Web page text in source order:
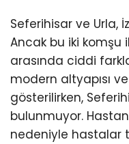
Seferihisar ve Urla,
Ancak bu iki
arasında ciddi
modern altyapısı
gösterilirken,
bulunmuyor.
nedeniyle hastalar